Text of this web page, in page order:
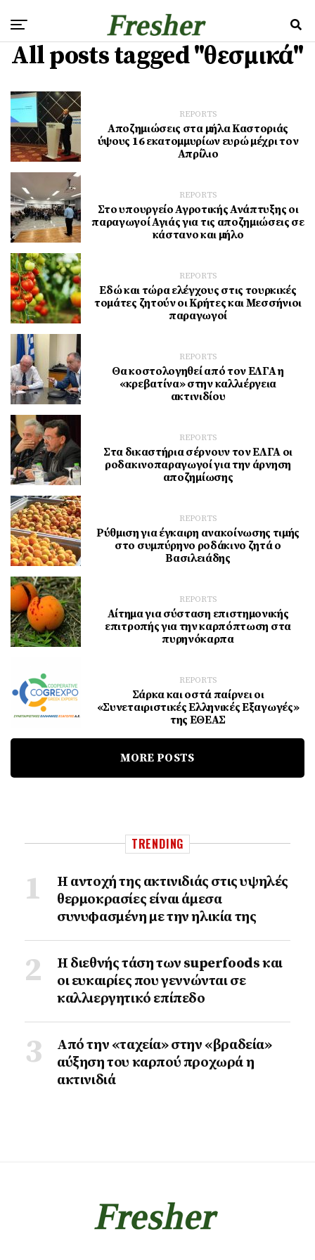
All posts tagged "θεσμικά"
REPORTS
Αποζημιώσεις στα μήλα Καστοριάς
ύψους 16 εκατομμυρίων ευρώ μέχρι τον
Απρίλιο
REPORTS
Στο υπουργείο Αγροτικής Ανάπτυξης οι
παραγωγοί Αγιάς για τις αποζημιώσεις σε
κάστανο και μήλο
REPORTS
Εδώ και τώρα ελέγχους στις τουρκικές
τομάτες ζητούν οι Κρήτες και Μεσσήνιοι
παραγωγοί
REPORTS
Θα κοστολογηθεί από τον ΕΛΓΑ η
«κρεβατίνα» στην καλλιέργεια
ακτινιδίου
REPORTS
Στα δικαστήρια σέρνουν τον ΕΛΓΑ οι
ροδακινοπαραγωγοί για την άρνηση
αποζημίωσης
REPORTS
Ρύθμιση για έγκαιρη ανακοίνωσης τιμής
στο συμπύρηνο ροδάκινο ζητά ο
Βασιλειάδης
REPORTS
Αίτημα για σύσταση επιστημονικής
επιτροπής για την καρπόπτωση στα
πυρηνόκαρπα
REPORTS
Σάρκα και οστά παίρνει οι
«Συνεταιριστικές Ελληνικές Εξαγωγές»
της ΕΘΕΑΣ
MORE POSTS
TRENDING
Η αντοχή της ακτινιδιάς στις υψηλές
θερμοκρασίες είναι άμεσα
συνυφασμένη με την ηλικία της
Η διεθνής τάση των superfoods και
οι ευκαιρίες που γεννώνται σε
καλλιεργητικό επίπεδο
Από την «ταχεία» στην «βραδεία»
αύξηση του καρπού προχωρά η
ακτινιδιά